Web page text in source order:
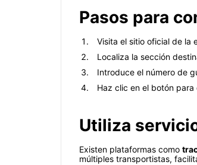
Pasos para
Visita el sitio oficial de la
Localiza la sección
Introduce el número de
Haz clic en el botón
Utiliza
Existen plataformas como
múltiples transportistas,